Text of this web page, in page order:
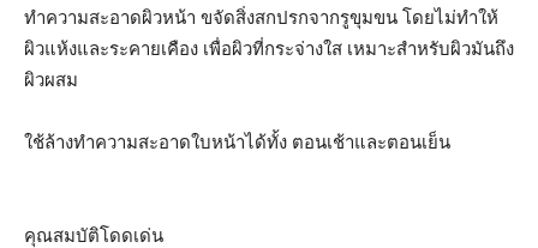
ทำความสะอาดผิวหน้า ขจัดสิ่งสกปรกจากรูขุมขน โดยไม่ทำให้
ผิวแห้งและระคายเคือง เพื่อผิวที่กระจ่างใส เหมาะสำหรับผิวมันถึง
ผิวผสม
ใช้ล้างทำความสะอาดใบหน้าได้ทั้ง ตอนเช้าและตอนเย็น
คุณสมบัติโดดเด่น